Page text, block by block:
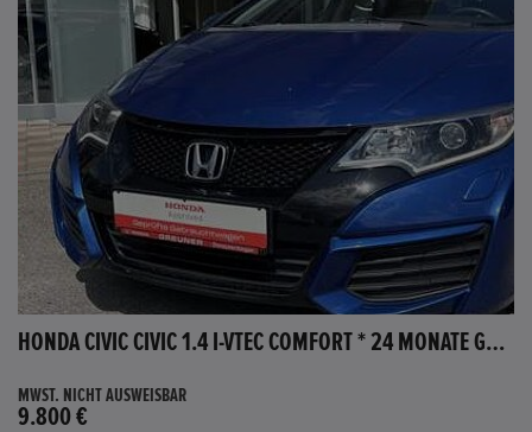
HONDA CIVIC CIVIC 1.4 I-VTEC COMFORT * 24 MONATE GARANTIE *
MWST. NICHT AUSWEISBAR
9.800 €